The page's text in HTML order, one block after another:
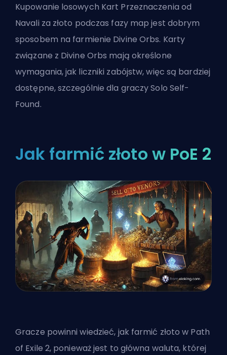
Kupowanie losowych Kart Przeznaczenia od
Navali za złoto podczas fazy map jest dobrym
sposobem na farmienie Divine Orbs. Karty
związane z Divine Orbs mają określone
wymagania, jak liczniki zabójstw, więc są bardziej
dostępne, szczególnie dla graczy Solo Self-
Found.
Jak farmić złoto w PoE 2
Gracze powinni wiedzieć, jak farmić złoto w Path
of Exile 2, ponieważ jest to główna waluta, której